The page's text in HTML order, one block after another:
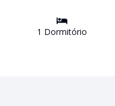
1 Dormitório